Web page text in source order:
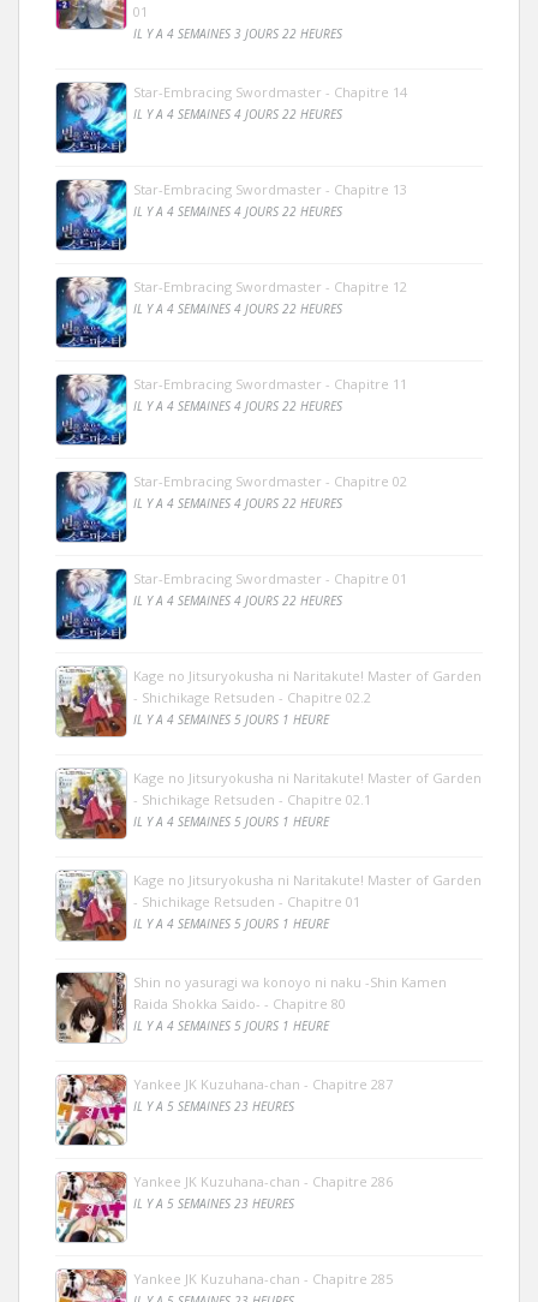
01
IL Y A 4 SEMAINES 3 JOURS 22 HEURES
Star-Embracing Swordmaster - Chapitre 14
IL Y A 4 SEMAINES 4 JOURS 22 HEURES
Star-Embracing Swordmaster - Chapitre 13
IL Y A 4 SEMAINES 4 JOURS 22 HEURES
Star-Embracing Swordmaster - Chapitre 12
IL Y A 4 SEMAINES 4 JOURS 22 HEURES
Star-Embracing Swordmaster - Chapitre 11
IL Y A 4 SEMAINES 4 JOURS 22 HEURES
Star-Embracing Swordmaster - Chapitre 02
IL Y A 4 SEMAINES 4 JOURS 22 HEURES
Star-Embracing Swordmaster - Chapitre 01
IL Y A 4 SEMAINES 4 JOURS 22 HEURES
Kage no Jitsuryokusha ni Naritakute! Master of Garden
- Shichikage Retsuden - Chapitre 02.2
IL Y A 4 SEMAINES 5 JOURS 1 HEURE
Kage no Jitsuryokusha ni Naritakute! Master of Garden
- Shichikage Retsuden - Chapitre 02.1
IL Y A 4 SEMAINES 5 JOURS 1 HEURE
Kage no Jitsuryokusha ni Naritakute! Master of Garden
- Shichikage Retsuden - Chapitre 01
IL Y A 4 SEMAINES 5 JOURS 1 HEURE
Shin no yasuragi wa konoyo ni naku -Shin Kamen
Raida Shokka Saido- - Chapitre 80
IL Y A 4 SEMAINES 5 JOURS 1 HEURE
Yankee JK Kuzuhana-chan - Chapitre 287
IL Y A 5 SEMAINES 23 HEURES
Yankee JK Kuzuhana-chan - Chapitre 286
IL Y A 5 SEMAINES 23 HEURES
Yankee JK Kuzuhana-chan - Chapitre 285